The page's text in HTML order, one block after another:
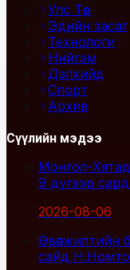
Улс Төр
Эдийн засаг
Технологи
Нийгэм
Дэлхийд
Спорт
Архив
Сүүлийн мэдээ
Монгол-
9 дүгээр
2026-08-06
Өвөлжилтийн
сайд